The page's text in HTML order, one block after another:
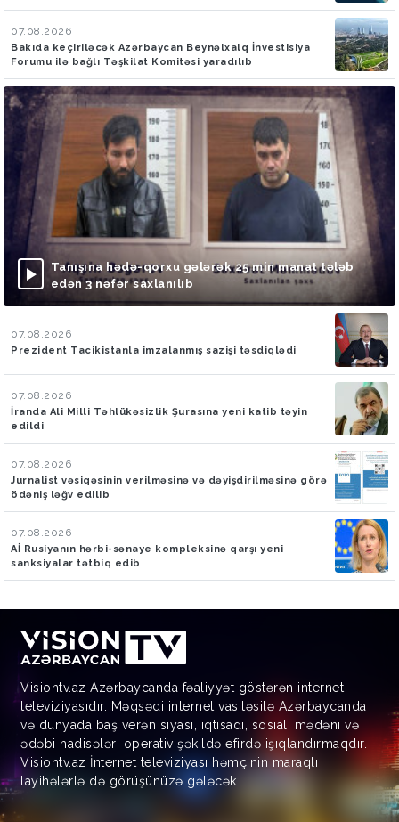
07.08.2026
Bakıda keçiriləcək Azərbaycan Beynəlxalq İnvestisiya
Forumu ilə bağlı Təşkilat Komitəsi yaradılıb
Tanışına hədə-qorxu gələrək 25 min manat tələb
edən 3 nəfər saxlanılıb
07.08.2026
Prezident Tacikistanla imzalanmış sazişi təsdiqlədi
07.08.2026
İranda Ali Milli Təhlükəsizlik Şurasına yeni katib təyin
edildi
07.08.2026
Jurnalist vəsiqəsinin verilməsinə və dəyişdirilməsinə görə
ödəniş ləğv edilib
07.08.2026
Aİ Rusiyanın hərbi-sənaye kompleksinə qarşı yeni
sanksiyalar tətbiq edib
Visiontv.az Azərbaycanda fəaliyyət göstərən internet
televiziyasıdır. Məqsədi internet vasitəsilə Azərbaycanda
və dünyada baş verən siyasi, iqtisadi, sosial, mədəni və
ədəbi hadisələri operativ şəkildə efirdə işıqlandırmaqdır.
Visiontv.az İnternet televiziyası həmçinin maraqlı
layihələrlə də görüşünüzə gələcək.